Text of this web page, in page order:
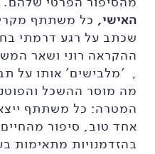
האישי, כל משתתף
ההקראה רוני ושאר
, 'מלבישים' אותו על
מה מוסר ההשכל
המטרה: כל משתתף
אחד טוב, סיפור
בהזדמנויות מתאימות